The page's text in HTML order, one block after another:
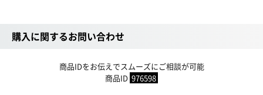
購入に関するお問い合わせ
商品IDをお伝えでスムーズにご相談が可能
商品ID 976598